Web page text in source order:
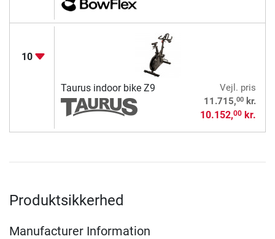
10
Taurus indoor bike Z9
Vejl. pris
11.715,00kr.
10.152,00kr.
Produktsikkerhed
Manufacturer Information